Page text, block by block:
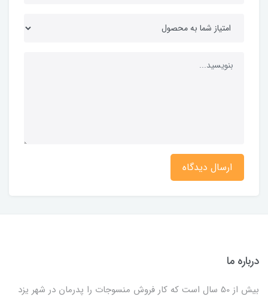
ارسال دیدگاه
درباره ما
بیش از 50 سال است که کار فروش منسوجات را پدرمان در شهر یزد